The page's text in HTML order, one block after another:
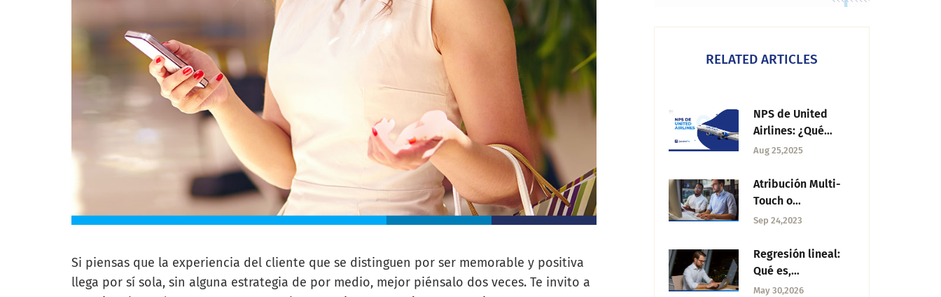
Si piensas que la experiencia del cliente que se distinguen por ser memorable y positiva
llega por sí sola, sin alguna estrategia de por medio, mejor piénsalo dos veces. Te invito a
RELATED ARTICLES
NPS de United
Airlines: ¿Qué
revela sobre la
cliente?
Aug 25,2025
Atribución Multi-
Touch o
multicontacto: Qué
aplicarla
Sep 24,2023
Regresión lineal:
Qué es,
importancia y usos
May 30,2026